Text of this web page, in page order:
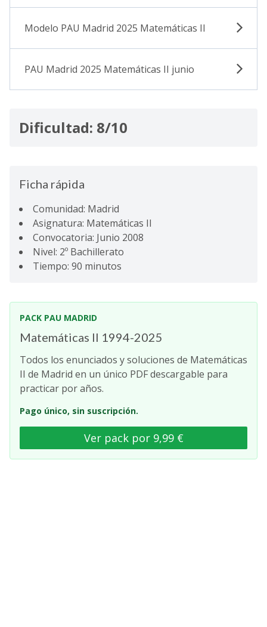
Modelo PAU Madrid 2025 Matemáticas II
PAU Madrid 2025 Matemáticas II junio
Dificultad: 8/10
Ficha rápida
Comunidad: Madrid
Asignatura: Matemáticas II
Convocatoria: Junio 2008
Nivel: 2º Bachillerato
Tiempo: 90 minutos
PACK PAU MADRID
Matemáticas II 1994-2025
Todos los enunciados y soluciones de Matemáticas
II de Madrid en un único PDF descargable para
practicar por años.
Pago único, sin suscripción.
Ver pack por 9,99 €